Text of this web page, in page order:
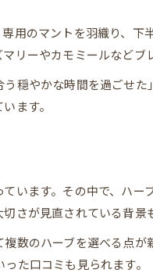
リラックス効果
クス体験談
癒し効果
温もり
違いを比較
本的な違い
を比較
ーブ蒸しの新しさ
用のマントを羽織り、
ーやカモミールなどブ
穏やかな時間を過ごせ
ます。
います。その中で、ハー
さが見直されている背景
数のハーブを選べる点
た口コミも見られます。